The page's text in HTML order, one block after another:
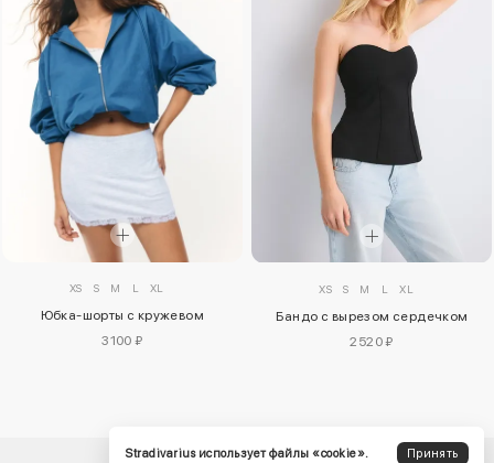
XS S M L XL
Юбка-шорты с кружевом
3100 ₽
XS S M L XL
Бандо с вырезом сердечком
2520 ₽
Stradivarius использует файлы «cookie».
Принять